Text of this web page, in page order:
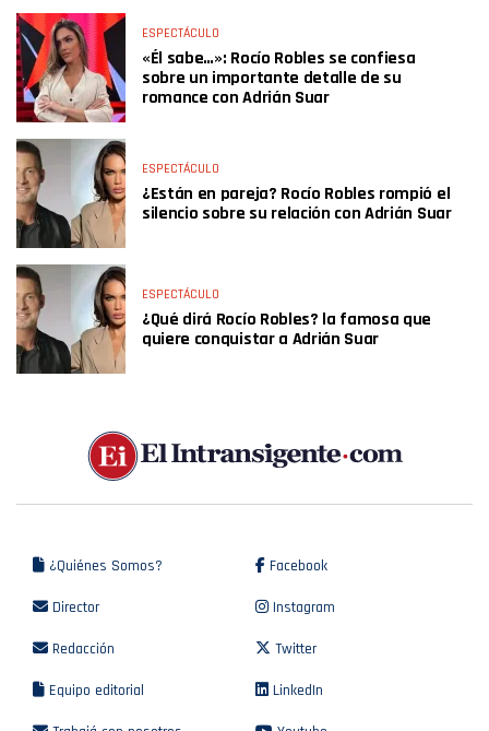
ESPECTÁCULO
«Él sabe…»: Rocío Robles se confiesa
sobre un importante detalle de su
romance con Adrián Suar
ESPECTÁCULO
¿Están en pareja? Rocío Robles rompió el
silencio sobre su relación con Adrián Suar
ESPECTÁCULO
¿Qué dirá Rocío Robles? la famosa que
quiere conquistar a Adrián Suar
¿Quiénes Somos?
Director
Redacción
Equipo editorial
Facebook
Instagram
Twitter
LinkedIn